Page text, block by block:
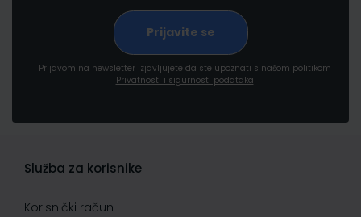
Prijavom na newsletter izjavljujete da ste upoznati s našom politikom
Privatnosti i sigurnosti podataka
Služba za korisnike
Korisnički račun